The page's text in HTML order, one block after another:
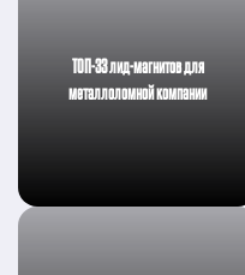
ТОП-33 лид-магнитов для
металлоломной компании